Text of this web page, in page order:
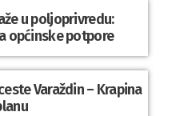
u poljoprivredu:
općinske potpore
Varaždin – Krapina